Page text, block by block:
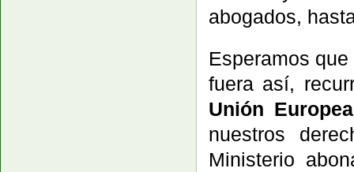
abogados,
Esperamos
fuera así,
Unión
nuestros
Ministerio